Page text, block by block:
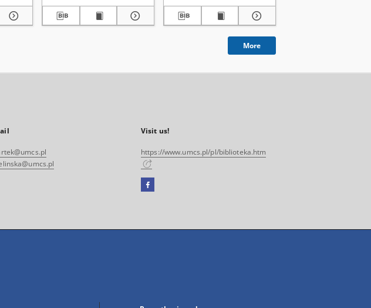
More
Visit us!
https://www.umcs.pl/pl/biblioteka.htm
Facebook
open